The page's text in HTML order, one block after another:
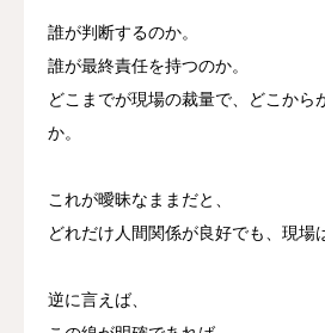
誰が判断するのか。
誰が最終責任を持つのか。
どこまでが現場の裁量で、どこから
か。
これが曖昧なままだと、
どれだけ人間関係が良好でも、現場
逆に言えば、